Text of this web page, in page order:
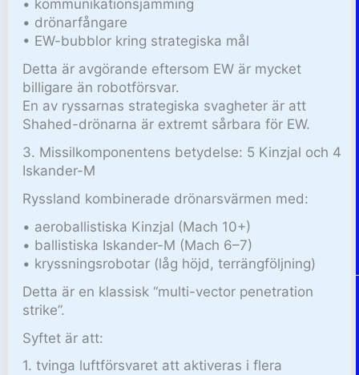
• kommunikationsjamming
• drönarfångare
• EW-bubblor kring strategiska mål
Detta är avgörande eftersom EW är mycket
billigare än robotförsvar.
En av ryssarnas strategiska svagheter är att
Shahed-drönarna är extremt sårbara för EW.
3. Missilkomponentens betydelse: 5 Kinzjal och 4
Iskander-M
Ryssland kombinerade drönarsvärmen med:
• aeroballistiska Kinzjal (Mach 10+)
• ballistiska Iskander-M (Mach 6–7)
• kryssningsrobotar (låg höjd, terrängföljning)
Detta är en klassisk “multi-vector penetration
strike”.
Syftet är att:
1. tvinga luftförsvaret att aktiveras i flera